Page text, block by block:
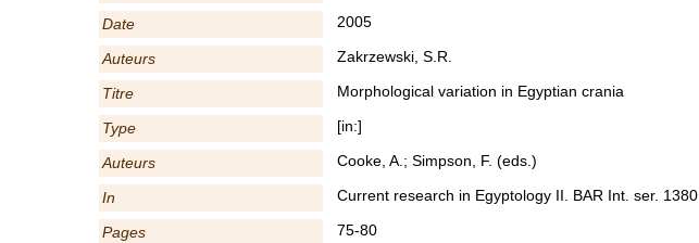
Date 2005
Auteurs Zakrzewski, S.R.
Titre Morphological variation in Egyptian crania
Type [in:]
Auteurs Cooke, A.; Simpson, F. (eds.)
In Current research in Egyptology II. BAR Int. ser. 1380
Pages 75-80